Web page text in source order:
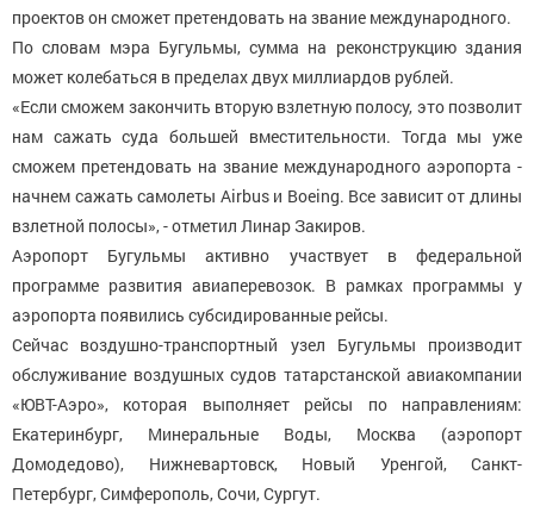
проектов он сможет претендовать на звание международного.
По словам мэра Бугульмы, сумма на реконструкцию здания
может колебаться в пределах двух миллиардов рублей.
«Если сможем закончить вторую взлетную полосу, это позволит
нам сажать суда большей вместительности. Тогда мы уже
сможем претендовать на звание международного аэропорта -
начнем сажать самолеты Airbus и Boeing. Все зависит от длины
взлетной полосы», - отметил Линар Закиров.
Аэропорт Бугульмы активно участвует в федеральной
программе развития авиаперевозок. В рамках программы у
аэропорта появились субсидированные рейсы.
Сейчас воздушно-транспортный узел Бугульмы производит
обслуживание воздушных судов татарстанской авиакомпании
«ЮВТ-Аэро», которая выполняет рейсы по направлениям:
Екатеринбург, Минеральные Воды, Москва (аэропорт
Домодедово), Нижневартовск, Новый Уренгой, Санкт-
Петербург, Симферополь, Сочи, Сургут.